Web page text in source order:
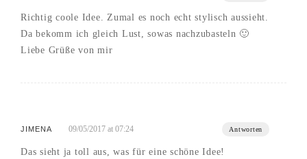
Richtig coole Idee. Zumal es noch echt stylisch aussieht.
Da bekomm ich gleich Lust, sowas nachzubasteln 🙂
Liebe Grüße von mir
JIMENA 09/05/2017 at 07:24 Antworten
Das sieht ja toll aus, was für eine schöne Idee!